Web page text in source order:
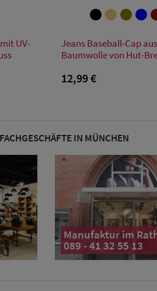
UV-
Einheitsgröße
Jeans Baseball-Cap
Baumwolle von Hut-
12,99 €
IN MÜNCHEN
Manufaktur im
089 - 41 32 55 13